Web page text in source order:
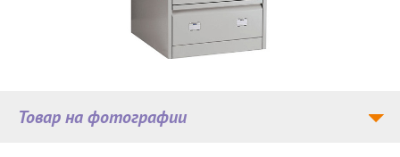
Товар на фотографии